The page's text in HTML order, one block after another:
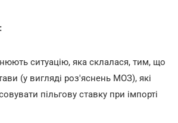
ситуацію, яка склалася, тим, що
(у вигляді роз'яснень МОЗ), які
пільгову ставку при імпорті